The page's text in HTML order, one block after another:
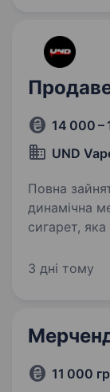
Гостей. Що
14 000 –
UND
Повна зайнятість. Привіт! Ми
динамічна
сигарет,
команді,
3 дні тому
11 000